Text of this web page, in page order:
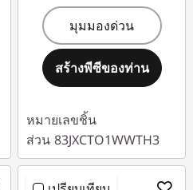
มุมมองด่วน
สร้างพีซีของท่าน
หมายเลขชิ้น
ส่วน 83JXCTO1WWTH3